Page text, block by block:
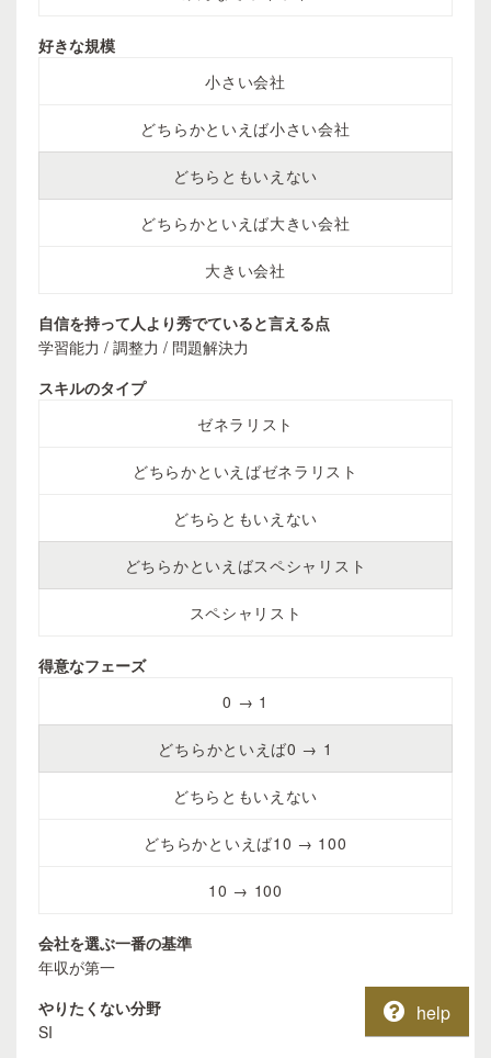
好きな規模
小さい会社
どちらかといえば小さい会社
どちらともいえない
どちらかといえば大きい会社
大きい会社
自信を持って人より秀でていると言える点
学習能力 / 調整力 / 問題解決力
スキルのタイプ
ゼネラリスト
どちらかといえばゼネラリスト
どちらともいえない
どちらかといえばスペシャリスト
スペシャリスト
得意なフェーズ
0 → 1
どちらかといえば0 → 1
どちらともいえない
どちらかといえば10 → 100
10 → 100
会社を選ぶ一番の基準
年収が第一
やりたくない分野
SI
help